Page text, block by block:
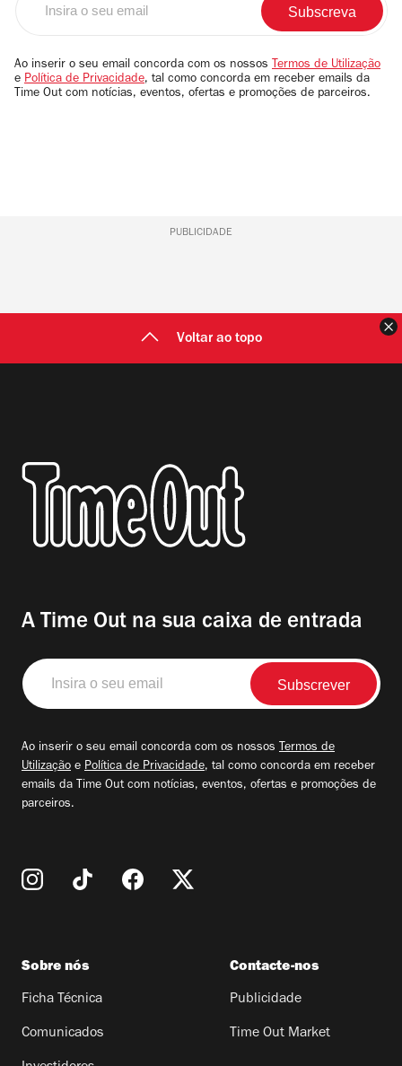
email
Ao inserir o seu email concorda com os nossos Termos de Utilização
e Política de Privacidade, tal como concorda em receber emails da
Time Out com notícias, eventos, ofertas e promoções de parceiros.
PUBLICIDADE
Voltar ao topo
A Time Out na sua caixa de entrada
Insira
o
seu
Ao inserir o seu email concorda com os nossos Termos de
Utilização e Política de Privacidade, tal como concorda em receber
emails da Time Out com notícias, eventos, ofertas e promoções de
parceiros.
Sobre nós
Ficha Técnica
Comunicados
Contacte-nos
Publicidade
Time Out Market